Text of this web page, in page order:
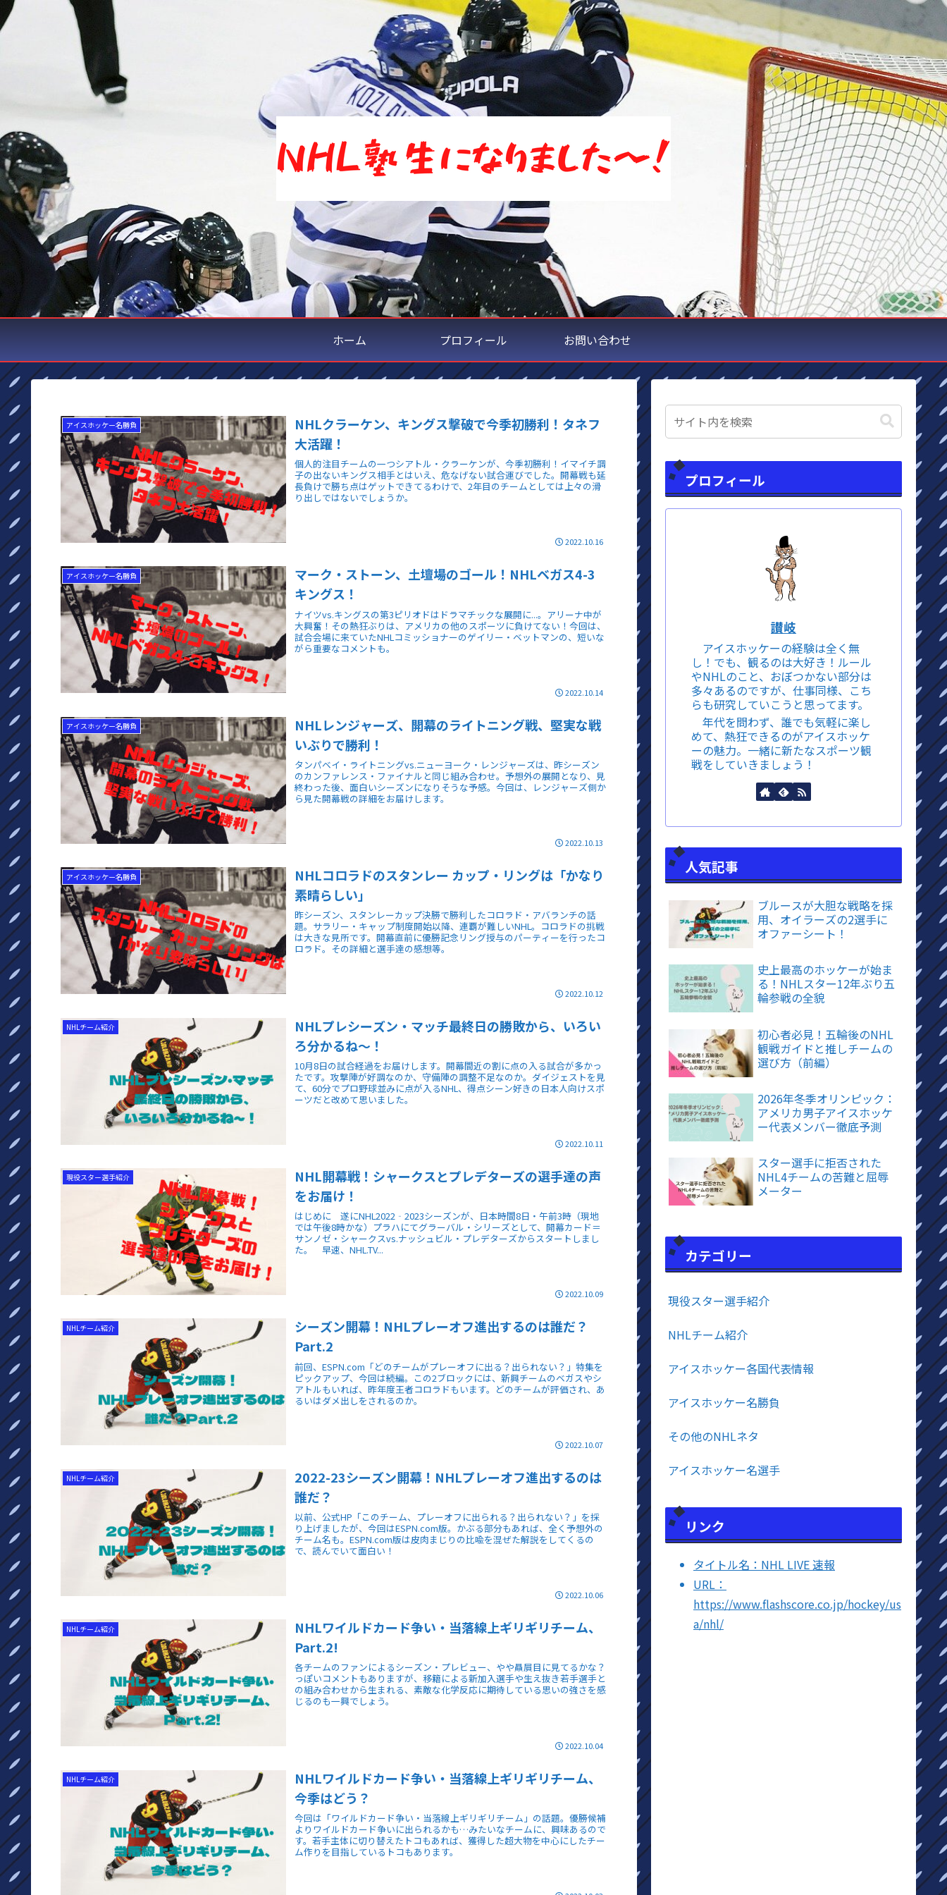
ホーム プロフィール お問い合わせ
アイスホッケー名勝負
NHLクラーケン、キングス撃破で今季初勝利！タネフ
大活躍！
個人的注目チームの一つシアトル・クラーケンが、今季初勝利！イマイチ調
子の出ないキングス相手とはいえ、危なげない試合運びでした。開幕戦も延
長負けで勝ち点はゲットできてるわけで、2年目のチームとしては上々の滑
り出しではないでしょうか。
2022.10.16
アイスホッケー名勝負
マーク・ストーン、土壇場のゴール！NHLベガス4-3
キングス！
ナイツvs.キングスの第3ピリオドはドラマチックな展開に...。アリーナ中が
大興奮！その熱狂ぶりは、アメリカの他のスポーツに負けてない！今回は、
試合会場に来ていたNHLコミッショナーのゲイリー・ベットマンの、短いな
がら重要なコメントも。
2022.10.14
アイスホッケー名勝負
NHLレンジャーズ、開幕のライトニング戦、堅実な戦
いぶりで勝利！
タンパベイ・ライトニングvs.ニューヨーク・レンジャーズは、昨シーズン
のカンファレンス・ファイナルと同じ組み合わせ。予想外の展開となり、見
終わった後、面白いシーズンになりそうな予感。今回は、レンジャーズ側か
ら見た開幕戦の詳細をお届けします。
2022.10.13
アイスホッケー名勝負
NHLコロラドのスタンレー カップ・リングは「かなり
素晴らしい」
昨シーズン、スタンレーカップ決勝で勝利したコロラド・アバランチの話
題。サラリー・キャップ制度開始以降、連覇が難しいNHL。コロラドの挑戦
は大きな見所です。開幕直前に優勝記念リング授与のパーティーを行ったコ
ロラド。その詳細と選手達の感想等。
2022.10.12
NHLチーム紹介
NHLプレシーズン・マッチ最終日の勝敗から、いろい
ろ分かるね～！
10月8日の試合経過をお届けします。開幕間近の割に点の入る試合が多かっ
たです。攻撃陣が好調なのか、守備陣の調整不足なのか。ダイジェストを見
て、60分でプロ野球並みに点が入るNHL、得点シーン好きの日本人向けスポ
ーツだと改めて思いました。
2022.10.11
現役スター選手紹介
NHL開幕戦！シャークスとプレデターズの選手達の声
をお届け！
はじめに 遂にNHL2022‐2023シーズンが、日本時間8日・午前3時（現地
では午後8時かな）プラハにてグラーバル・シリーズとして、開幕カード＝
サンノゼ・シャークスvs.ナッシュビル・プレデターズからスタートしまし
た。 早速、NHL.TV...
2022.10.09
NHLチーム紹介
シーズン開幕！NHLプレーオフ進出するのは誰だ？
Part.2
前回、ESPN.com「どのチームがプレーオフに出る？出られない？」特集を
ピックアップ、今回は続編。この2ブロックには、新興チームのベガスやシ
アトルもいれば、昨年度王者コロラドもいます。どのチームが評価され、あ
るいはダメ出しをされるのか。
2022.10.07
NHLチーム紹介
2022-23シーズン開幕！NHLプレーオフ進出するのは
誰だ？
以前、公式HP「このチーム、プレーオフに出られる？出られない？」を採
り上げましたが、今回はESPN.com版。かぶる部分もあれば、全く予想外の
チーム名も。ESPN.com版は皮肉まじりの比喩を混ぜた解説をしてくるの
で、読んでいて面白い！
2022.10.06
NHLチーム紹介
NHLワイルドカード争い・当落線上ギリギリチーム、
Part.2!
各チームのファンによるシーズン・プレビュー、やや贔屓目に見てるかな？
っぽいコメントもありますが、移籍による新加入選手や生え抜き若手選手と
の組み合わせから生まれる、素敵な化学反応に期待している思いの強さを感
じるのも一興でしょう。
2022.10.04
NHLチーム紹介
NHLワイルドカード争い・当落線上ギリギリチーム、
今季はどう？
今回は「ワイルドカード争い・当落線上ギリギリチーム」の話題。優勝候補
よりワイルドカード争いに出られるかも…みたいなチームに、興味あるので
す。若手主体に切り替えたトコもあれば、獲得した超大物を中心にしたチー
ム作りを目指しているトコもあります。
プロフィール
讃岐
アイスホッケーの経験は全く無
し！でも、観るのは大好き！ルール
やNHLのこと、おぼつかない部分は
多々あるのですが、仕事同様、こち
らも研究していこうと思ってます。
年代を問わず、誰でも気軽に楽し
めて、熱狂できるのがアイスホッケ
ーの魅力。一緒に新たなスポーツ観
戦をしていきましょう！
人気記事
ブルースが大胆な戦略を採
用、オイラーズの2選手に
オファーシート！
史上最高のホッケーが始ま
る！NHLスター12年ぶり五
輪参戦の全貌
初心者必見！五輪後のNHL
観戦ガイドと推しチームの
選び方（前編）
2026年冬季オリンピック：
アメリカ男子アイスホッケ
ー代表メンバー徹底予測
スター選手に拒否された
NHL4チームの苦難と屈辱
メーター
カテゴリー
現役スター選手紹介
NHLチーム紹介
アイスホッケー各国代表情報
アイスホッケー名勝負
その他のNHLネタ
アイスホッケー名選手
リンク
タイトル名：NHL LIVE 速報
URL：
https://www.flashscore.co.jp/hockey/us
a/nhl/